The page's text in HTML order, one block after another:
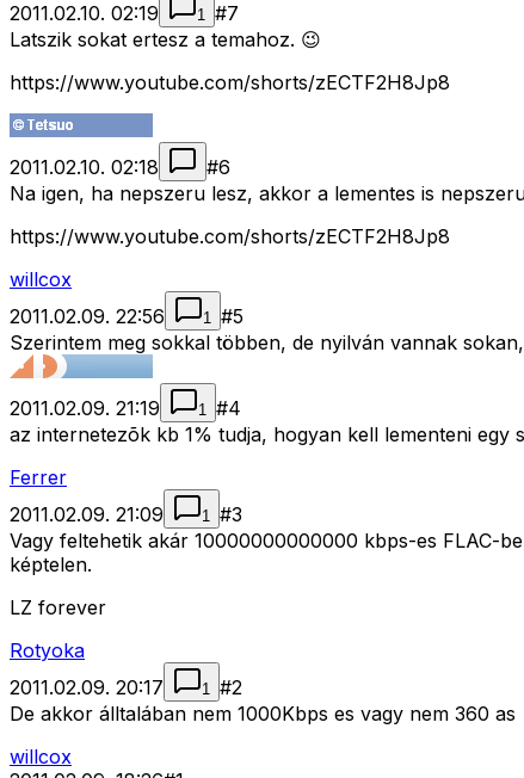
2011.02.10. 02:19 1 #7
Latszik sokat ertesz a temahoz. 😉
https://www.youtube.com/shorts/zECTF2H8Jp8
2011.02.10. 02:18 #6
Na igen, ha nepszeru lesz, akkor a lementes is
https://www.youtube.com/shorts/zECTF2H8Jp8
willcox
2011.02.09. 22:56
1 #5
Szerintem meg sokkal többen, de nyilván vannak
2011.02.09. 21:19 1 #4
az internetezõk kb 1% tudja, hogyan kell lementeni egy
Ferrer
2011.02.09. 21:09
1 #3
Vagy feltehetik akár 10000000000000 kbps-es FLAC-
képtelen.
LZ forever
Rotyoka
2011.02.09. 20:17
1 #2
De akkor álltalában nem 1000Kbps es vagy nem 360 as
willcox